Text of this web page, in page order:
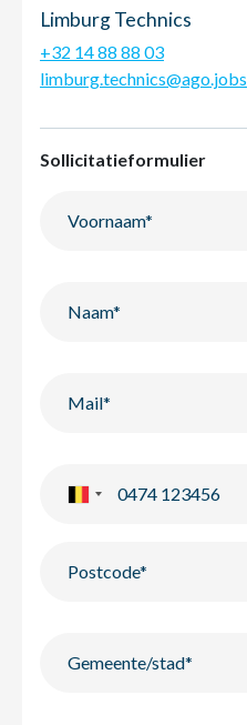
Limburg Technics
+32 14 88 88 03
limburg.technics@ago.jobs
Sollicitatieformulier